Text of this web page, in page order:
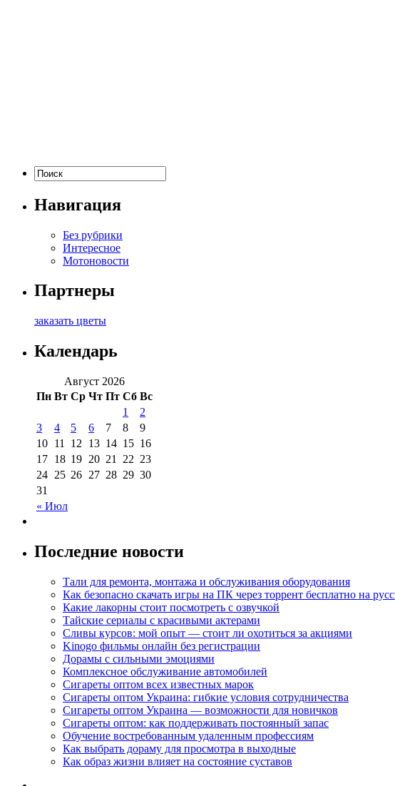
Навигация
Без рубрики
Интересное
Мотоновости
Партнеры
заказать цветы
Календарь
Август 2026
Пн Вт Ср Чт Пт Сб Вс
« Июл
1
2
3
4 5 6 7 8
9
10 11 12 13 14 15 16
17 18 19 20 21 22 23
24 25 26 27 28 29 30
31
Последние новости
Тали для ремонта, монтажа и обслуживания оборудования
Как безопасно скачать игры на ПК через торрент бесплатно на
Какие лакорны стоит посмотреть с озвучкой
Тайские сериалы с красивыми актерами
Сливы курсов: мой опыт — стоит ли охотиться за акциями
Kinogo фильмы онлайн без регистрации
Дорамы с сильными эмоциями
Комплексное обслуживание автомобилей
Сигареты оптом всех известных марок
Сигареты оптом Украина: гибкие условия сотрудничества
Сигареты оптом Украина — возможности для новичков
Сигареты оптом: как поддерживать постоянный запас
Обучение востребованным удаленным профессиям
Как выбрать дораму для просмотра в выходные
Как образ жизни влияет на состояние суставов